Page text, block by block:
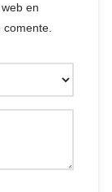
en